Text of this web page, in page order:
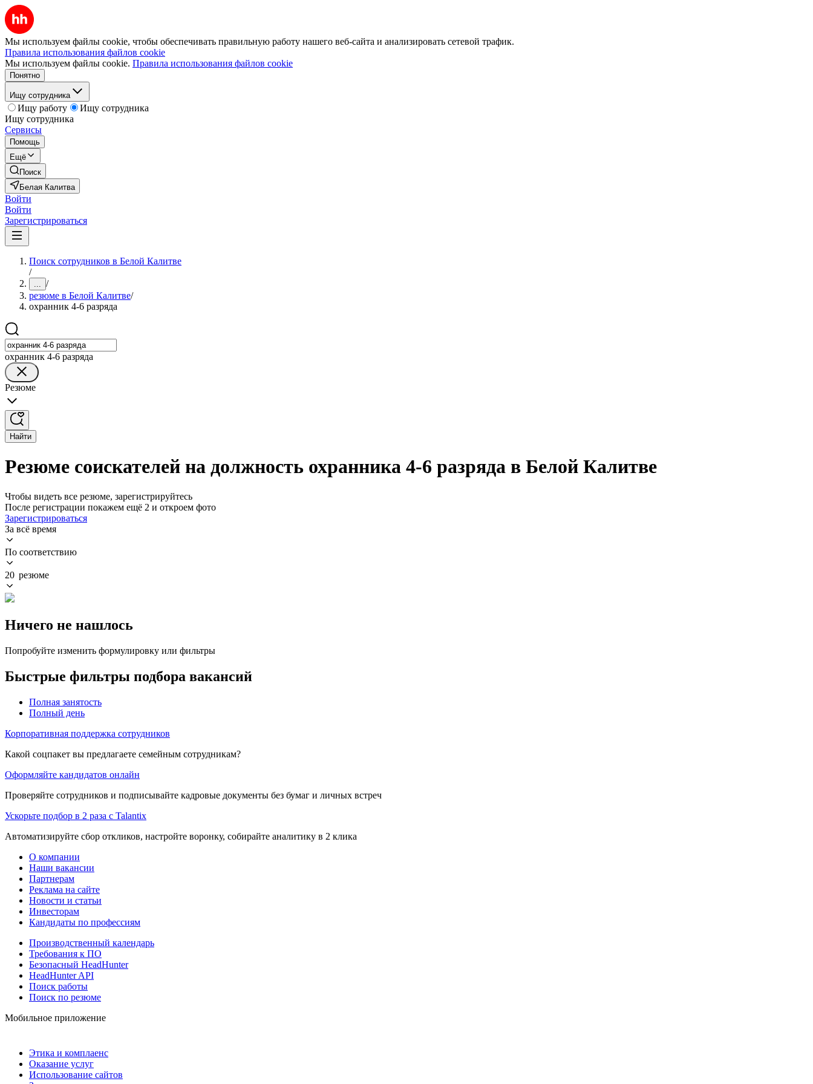
Мы используем файлы cookie, чтобы обеспечивать правильную работу нашего веб-сайта и анализировать сетевой трафик.
Правила использования файлов cookie
Мы используем файлы cookie. Правила использования файлов cookie
Понятно
Ищу сотрудника
Ищу работу
Ищу сотрудника
Ищу сотрудника
Сервисы
Помощь
Ещё
Поиск
Белая Калитва
Войти
Войти
Зарегистрироваться
Поиск сотрудников в Белой Калитве
/
... /
резюме в Белой Калитве/
охранник 4-6 разряда
охранник 4-6 разряда
Резюме
Найти
Резюме соискателей на должность охранника 4-6 разряда в Белой Калитве
Чтобы видеть все резюме, зарегистрируйтесь
После регистрации покажем ещё 2 и откроем фото
Зарегистрироваться
За всё время
По соответствию
20 резюме
Ничего не нашлось
Попробуйте изменить формулировку или фильтры
Быстрые фильтры подбора вакансий
Полная занятость
Полный день
Корпоративная поддержка сотрудников
Какой соцпакет вы предлагаете семейным сотрудникам?
Оформляйте кандидатов онлайн
Проверяйте сотрудников и подписывайте кадровые документы без бумаг и личных встреч
Ускорьте подбор в 2 раза с Talantix
Автоматизируйте сбор откликов, настройте воронку, собирайте аналитику в 2 клика
О компании
Наши вакансии
Партнерам
Реклама на сайте
Новости и статьи
Инвесторам
Кандидаты по профессиям
Производственный календарь
Требования к ПО
Безопасный HeadHunter
HeadHunter API
Поиск работы
Поиск по резюме
Мобильное приложение
Этика и комплаенс
Оказание услуг
Использование сайтов